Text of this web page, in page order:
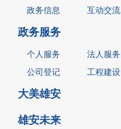
政务信息
互动交流
政务服务
个人服务 法人服务
公司登记
工程建设
大美雄安
雄安未来